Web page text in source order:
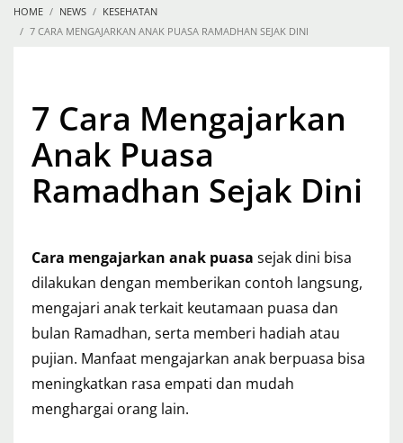
HOME NEWS
KESEHATAN
7 CARA MENGAJARKAN ANAK PUASA RAMADHAN SEJAK DINI
7 Cara Mengajarkan
Anak Puasa
Ramadhan Sejak Dini
Cara mengajarkan anak puasa sejak dini bisa
dilakukan dengan memberikan contoh langsung,
mengajari anak terkait keutamaan puasa dan
bulan Ramadhan, serta memberi hadiah atau
pujian. Manfaat mengajarkan anak berpuasa bisa
meningkatkan rasa empati dan mudah
menghargai orang lain.